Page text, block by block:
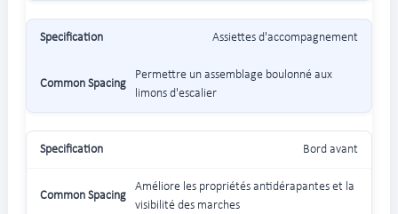
Assiettes d'accompagnement
Permettre un assemblage boulonné aux
limons d'escalier
Bord avant
Améliore les propriétés antidérapantes et la
visibilité des marches